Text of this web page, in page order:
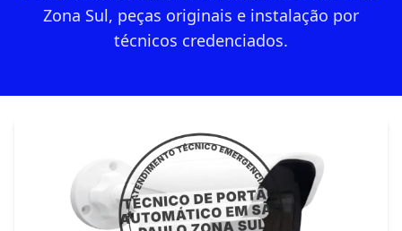
Zona Sul, peças originais e instalação por
técnicos credenciados.